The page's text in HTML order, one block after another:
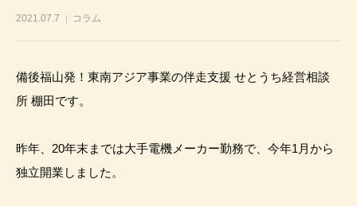
2021.07.7 コラム
備後福山発！東南アジア事業の伴走支援 せとうち経営相談
所 棚田です。
昨年、20年末までは大手電機メーカー勤務で、今年1月から
独立開業しました。